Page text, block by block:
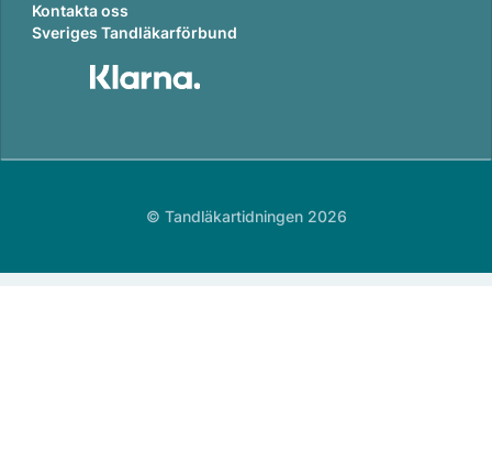
Kontakta oss
Sveriges Tandläkarförbund
© Tandläkartidningen 2026